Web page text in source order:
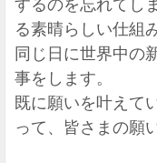
するのを忘れてし
る素晴らしい仕組
同じ日に世界中の
事をします。
既に願いを叶えて
って、皆さまの願